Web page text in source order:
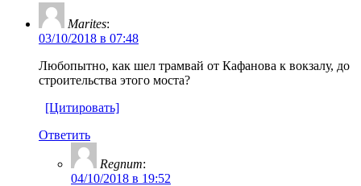
Marites:
03/10/2018 в 07:48
Любопытно, как шел трамвай от Кафанова к вокзалу, до
строительства этого моста?
[Цитировать]
Ответить
Regnum:
04/10/2018 в 19:52